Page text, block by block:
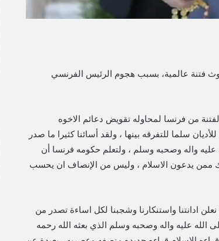
فتنة عالمية، بسبب هجوم الرئيس الفرنسي
من فرنسا لمحاوله تقويض دعائم الاخوه
سلما للتفرقه بينها ، ولقد أسائنا كثيرا ما صدر
واله وصحبه وسلم ، ولتعلم حكومه فرنسا أن
ممن يدعون الاسلام ، وليس من الإنصاف ان يحسب
نعلن ادانتنا واستنكارنا وشجبنا لكل اساءة تصدر من
الله عليه واله وصحبه وسلم الذي بعثه الله رحمه